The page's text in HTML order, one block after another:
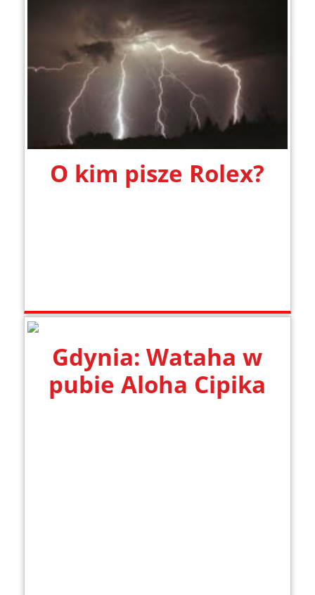
O kim pisze Rolex?
Gdynia: Wataha w
pubie Aloha Cipika